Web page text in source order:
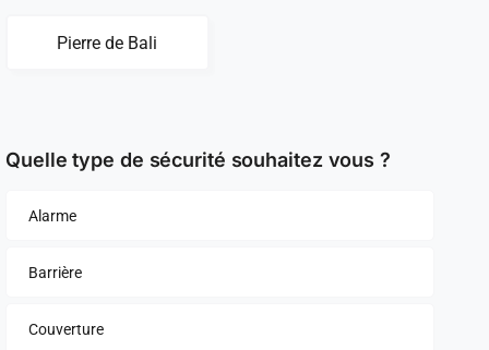
Pierre de Bali
Quelle type de sécurité souhaitez vous ?
Alarme
Barrière
Couverture